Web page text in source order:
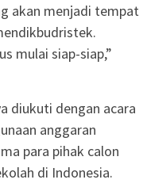
akan menjadi tempat
mulai siap-siap,”
diukuti dengan acara
anggaran
para pihak calon
di Indonesia.